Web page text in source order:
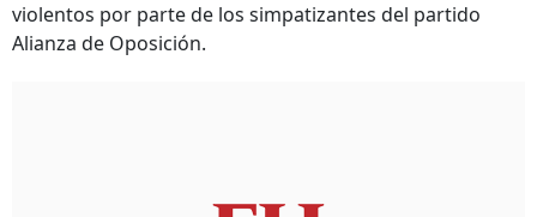
violentos por parte de los simpatizantes del partido
Alianza de Oposición.